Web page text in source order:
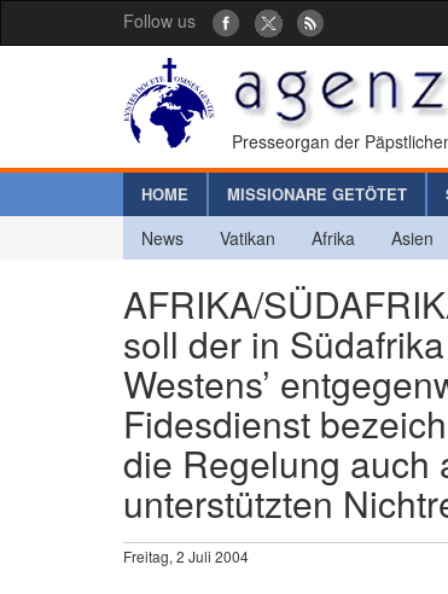
Follow us
Presseorgan der
HOME MISSIONARE GETÖTET
News Vatikan Afrika Asien
AFRIKA/
soll der in
Westens’
Fidesdienst
die Regelung auch
unterstützten
Freitag, 2 Juli 2004